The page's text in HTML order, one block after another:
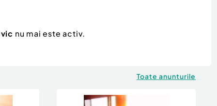
nu mai este activ.
Toate anunturile